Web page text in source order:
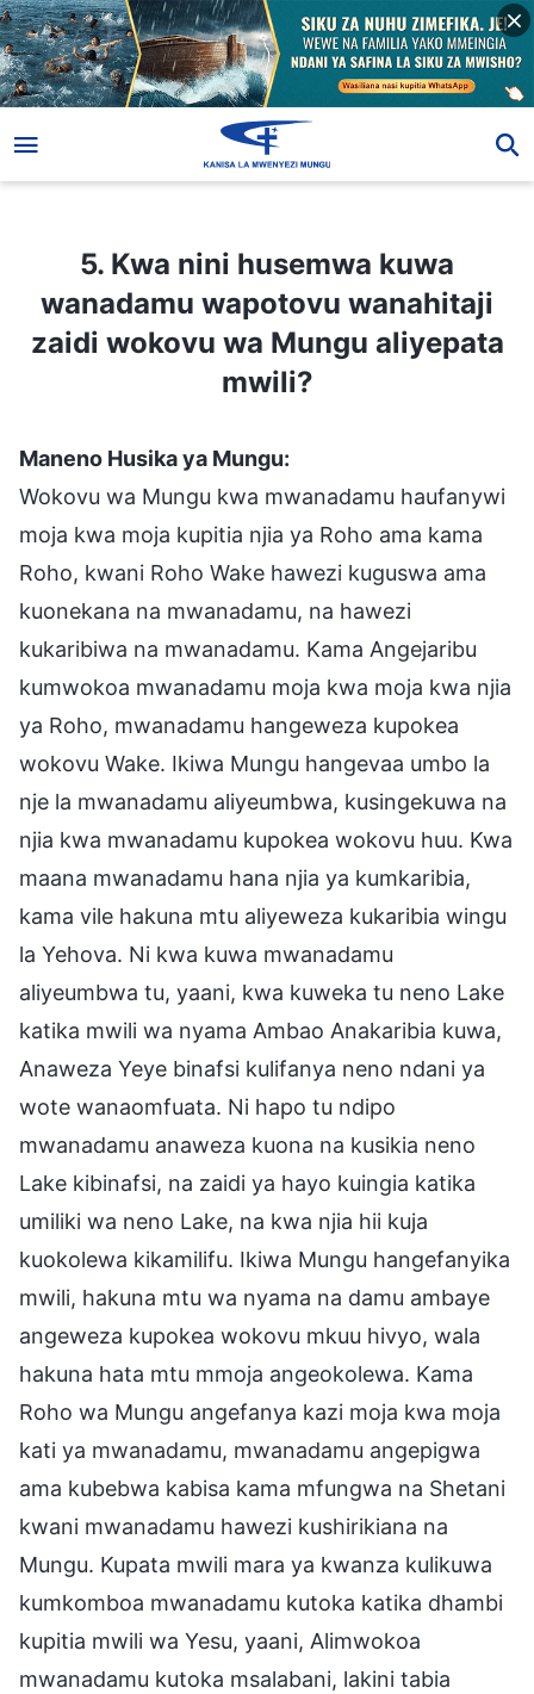
5. Kwa nini husemwa kuwa
wanadamu wapotovu wanahitaji
zaidi wokovu wa Mungu aliyepata
mwili?
Maneno Husika ya Mungu:
Wokovu wa Mungu kwa mwanadamu haufanywi
moja kwa moja kupitia njia ya Roho ama kama
Roho, kwani Roho Wake hawezi kuguswa ama
kuonekana na mwanadamu, na hawezi
kukaribiwa na mwanadamu. Kama Angejaribu
kumwokoa mwanadamu moja kwa moja kwa njia
ya Roho, mwanadamu hangeweza kupokea
wokovu Wake. Ikiwa Mungu hangevaa umbo la
nje la mwanadamu aliyeumbwa, kusingekuwa na
njia kwa mwanadamu kupokea wokovu huu. Kwa
maana mwanadamu hana njia ya kumkaribia,
kama vile hakuna mtu aliyeweza kukaribia wingu
la Yehova. Ni kwa kuwa mwanadamu
aliyeumbwa tu, yaani, kwa kuweka tu neno Lake
katika mwili wa nyama Ambao Anakaribia kuwa,
Anaweza Yeye binafsi kulifanya neno ndani ya
wote wanaomfuata. Ni hapo tu ndipo
mwanadamu anaweza kuona na kusikia neno
Lake kibinafsi, na zaidi ya hayo kuingia katika
umiliki wa neno Lake, na kwa njia hii kuja
kuokolewa kikamilifu. Ikiwa Mungu hangefanyika
mwili, hakuna mtu wa nyama na damu ambaye
angeweza kupokea wokovu mkuu hivyo, wala
hakuna hata mtu mmoja angeokolewa. Kama
Roho wa Mungu angefanya kazi moja kwa moja
kati ya mwanadamu, mwanadamu angepigwa
ama kubebwa kabisa kama mfungwa na Shetani
kwani mwanadamu hawezi kushirikiana na
Mungu. Kupata mwili mara ya kwanza kulikuwa
kumkomboa mwanadamu kutoka katika dhambi
kupitia mwili wa Yesu, yaani, Alimwokoa
mwanadamu kutoka msalabani, lakini tabia